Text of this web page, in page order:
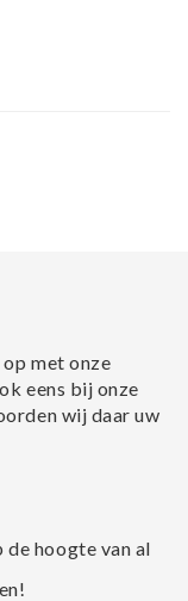
met onze
eens bij onze
wij daar uw
de hoogte van al